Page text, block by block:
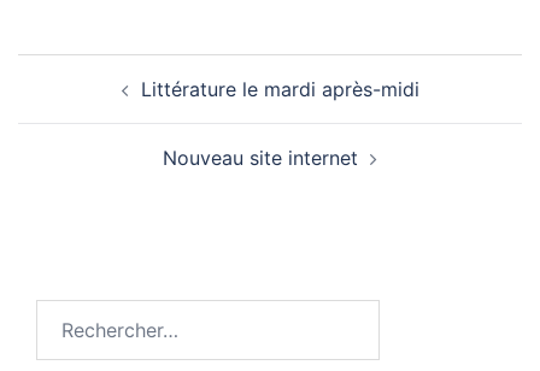
d’article Littérature le mardi après-midi
Nouveau site internet